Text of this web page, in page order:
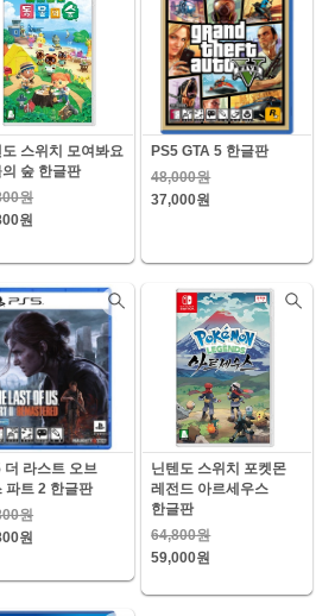
도 스위치 모여봐요
의 숲 한글판
원
원
PS5 GTA 5 한글판
48,000원
37,000원
더 라스트 오브
파트 2 한글판
원
원
닌텐도 스위치 포켓몬
레전드 아르세우스
한글판
64,800원
59,000원